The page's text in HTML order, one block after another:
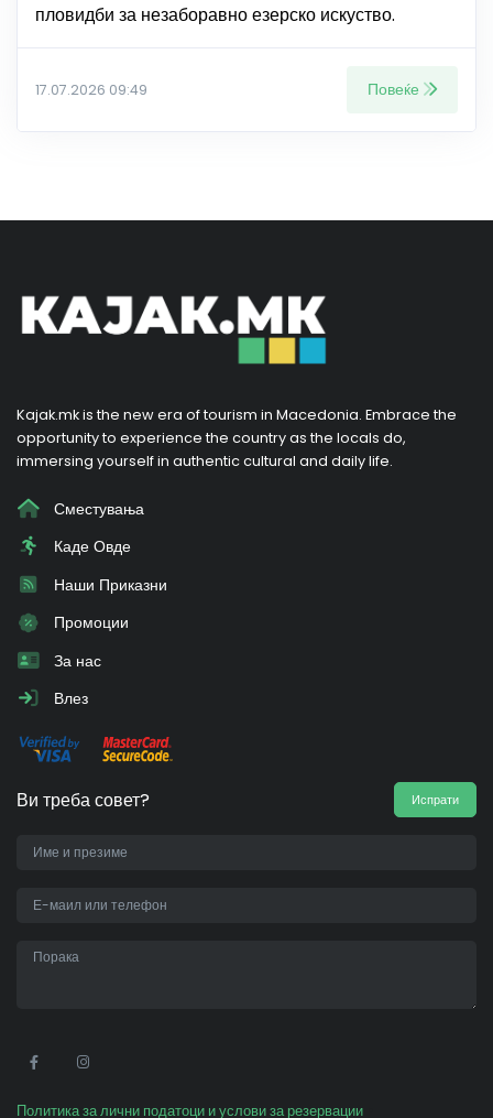
пловидби за незаборавно езерско искуство.
17.07.2026 09:49 Повеќе
Kajak.mk is the new era of tourism in Macedonia. Embrace the
opportunity to experience the country as the locals do,
immersing yourself in authentic cultural and daily life.
Сместувања
Каде Овде
Наши Приказни
Промоции
За нас
Влез
Ви треба совет? Испрати
Политика за лични податоци и услови за резервации